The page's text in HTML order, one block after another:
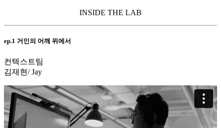
INSIDE THE LAB
ep.1 거인의 어깨 위에서
컨텍스트팀
김재현/ Jay